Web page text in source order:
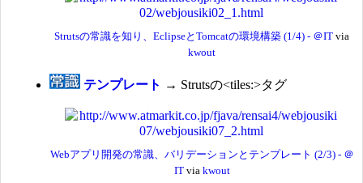
Strutsの常識を知り、EclipseとTomcatの環境構築 (1/4) - ＠IT via
kwout
テンプレート → Strutsの<tiles:>タグ
Webアプリ開発の常識、バリデーションとテンプレート (2/3) - ＠
ITvia kwout